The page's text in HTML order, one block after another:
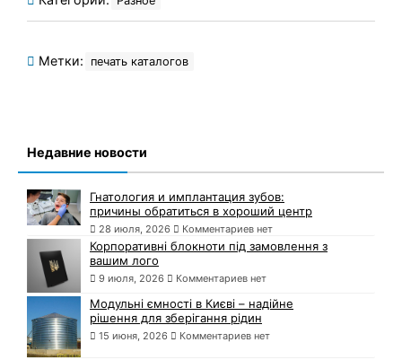
Метки: печать каталогов
Недавние новости
Гнатология и имплантация зубов:
причины обратиться в хороший центр
28 июля, 2026 Комментариев нет
Корпоративні блокноти під замовлення з
вашим лого
9 июля, 2026 Комментариев нет
Модульні ємності в Києві – надійне
рішення для зберігання рідин
15 июня, 2026 Комментариев нет